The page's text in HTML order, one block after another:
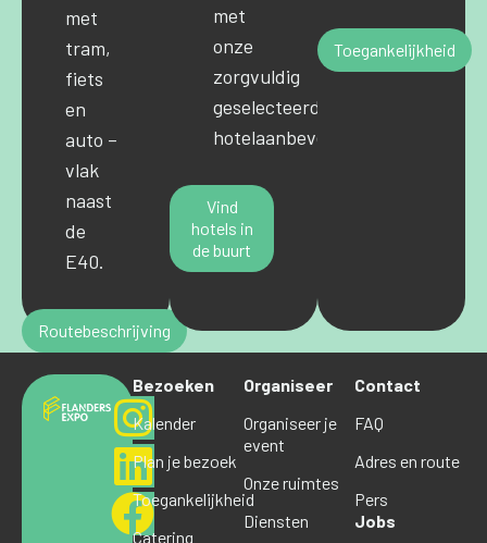
met
tram,
fiets
en
auto –
vlak
naast
de
E40.
Routebeschrijving
met
onze
zorgvuldig
geselecteerde
hotelaanbevelingen.
Vind
hotels in
de buurt
Toegankelijkheid
Bezoeken
Kalender
Plan je bezoek
Toegankelijkheid
Catering
Organiseer
Organiseer je
event
Onze ruimtes
Diensten
Contact
FAQ
Adres en route
Pers
Jobs